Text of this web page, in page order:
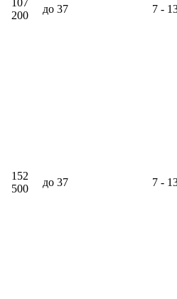
200
до 37 7 -
152
500
до 37 7 -